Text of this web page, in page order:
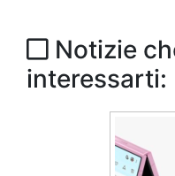
Notizie
interessarti: